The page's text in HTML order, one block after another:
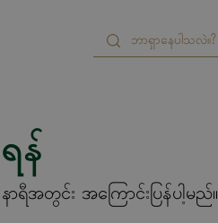
န်
ရီအတွင်း အကြောင်းပြန်ပါ့မည်။